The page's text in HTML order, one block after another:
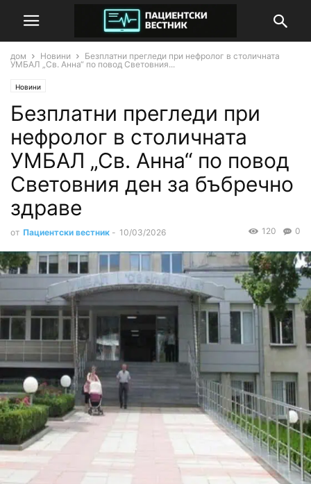
дом Новини
Безплатни прегледи при нефролог в столичната
УМБАЛ „Св. Анна“ по повод Световния...
Новини
Безплатни прегледи при
нефролог в столичната
УМБАЛ „Св. Анна“ по повод
Световния ден за бъбречно
здраве
от Пациентски вестник - 10/03/2026 0
120